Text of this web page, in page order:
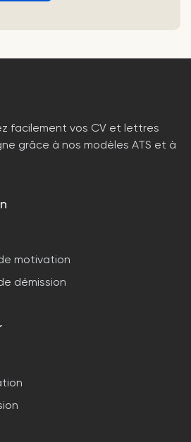
facilement vos CV et lettres
grâce à nos modèles ATS et à
motivation
démission